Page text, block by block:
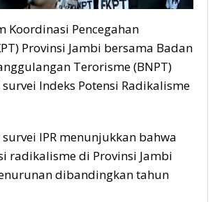
publik
Jambi
di
dunia
maya
Koordinasi Pencegahan
Provinsi Jambi bersama Badan
Terorisme (BNPT)
Indeks Potensi Radikalisme
IPR menunjukkan bahwa
radikalisme di Provinsi Jambi
dibandingkan tahun